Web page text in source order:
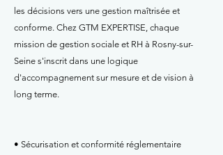
les décisions vers une gestion maîtrisée et
conforme. Chez GTM EXPERTISE, chaque
mission de gestion sociale et RH à Rosny-sur-
Seine s'inscrit dans une logique
d'accompagnement sur mesure et de vision à
long terme.
• Sécurisation et conformité réglementaire